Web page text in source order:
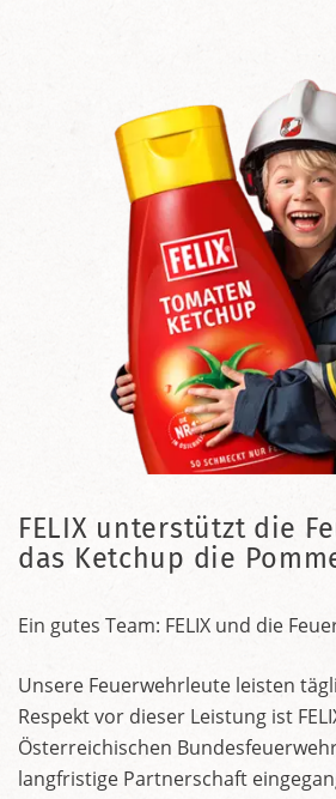
FELIX unterstützt die
das Ketchup die
Ein gutes Team: FELIX und die
Unsere Feuerwehrleute leisten
Respekt vor dieser Leistung ist
Österreichischen
langfristige Partnerschaft